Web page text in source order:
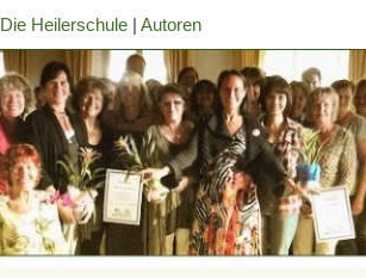
Die Heilerschule | Autoren